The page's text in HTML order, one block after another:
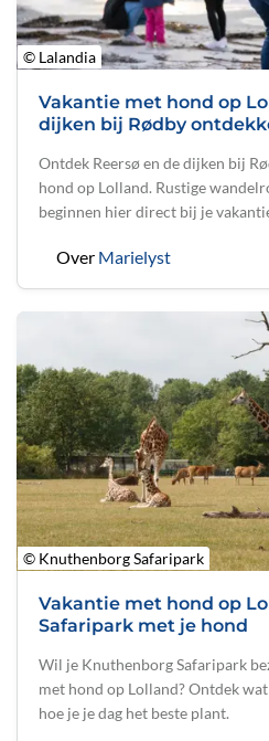
© Lalandia
Vakantie met hond op
dijken bij Rødby
Ontdek Reersø en de dijken bij
hond op Lolland. Rustige
beginnen hier direct bij je
Over Marielyst
© Knuthenborg Safaripark
Vakantie met hond op
Safaripark met je hond
Wil je Knuthenborg Safaripark
met hond op Lolland? Ontdek
hoe je je dag het beste plant.